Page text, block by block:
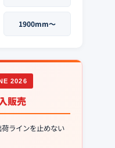
1900mm〜
2026
販売
ラインを止めない